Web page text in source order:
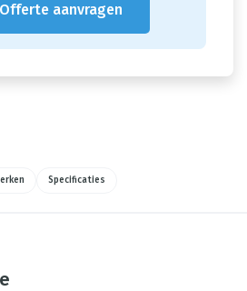
Offerte aanvragen
Specificaties